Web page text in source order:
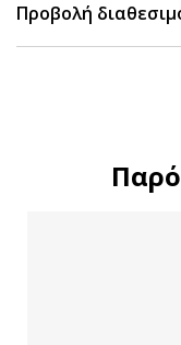
Προβολή